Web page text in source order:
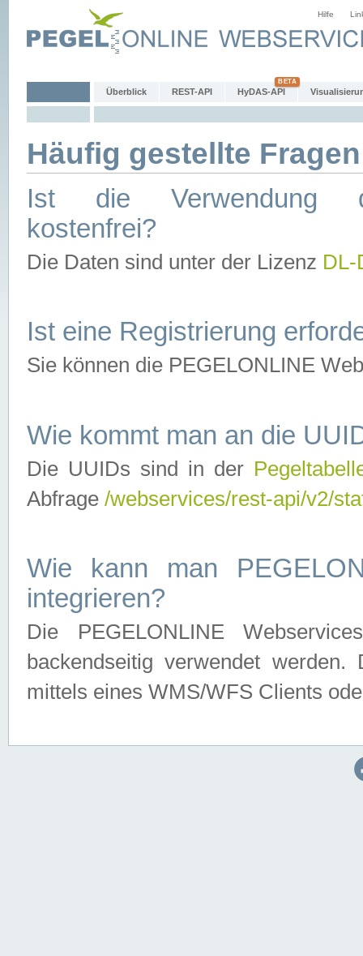
Hilfe
Überblick REST-API HyDAS-API
Häufig gestellte
Ist die Verwendung
kostenfrei?
Die Daten sind unter der Lizenz
Ist eine Registrierung
Sie können die PEGELONLINE
Wie kommt man an die
Die UUIDs sind in der
Abfrage /webservices/rest-api/v2/
Wie kann man
integrieren?
Die PEGELONLINE
backendseitig verwendet
mittels eines WMS/WFS Clients